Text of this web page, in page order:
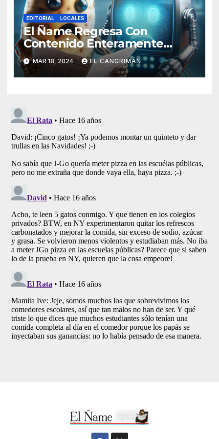
EDITORIAL LOCALES
El Ñame Regresa Con
Contenido Enteramente
Generado Por Inteligencia
Artificial
MAR 18, 2024 EL CANGRIMÁN